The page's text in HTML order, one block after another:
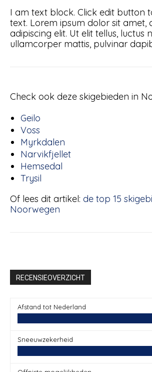
I am text block. Click edit button
text. Lorem ipsum dolor sit amet,
adipiscing elit. Ut elit tellus, luctus
ullamcorper mattis, pulvinar
Check ook deze skigebieden in
Geilo
Voss
Myrkdalen
Narvikfjellet
Hemsedal
Trysil
Of lees dit artikel:
de top 15
Noorwegen
RECENSIEOVERZICHT
Afstand tot Nederland
Sneeuwzekerheid